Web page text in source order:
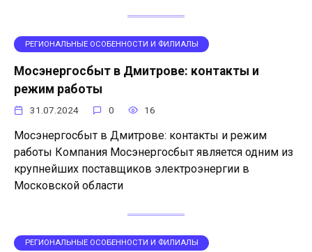
РЕГИОНАЛЬНЫЕ ОСОБЕННОСТИ И ФИЛИАЛЫ
Мосэнергосбыт в Дмитрове: контакты и
режим работы
31.07.2024 0 16
Мосэнергосбыт в Дмитрове: контакты и режим
работы Компания Мосэнергосбыт является одним из
крупнейших поставщиков электроэнергии в
Московской области
РЕГИОНАЛЬНЫЕ ОСОБЕННОСТИ И ФИЛИАЛЫ